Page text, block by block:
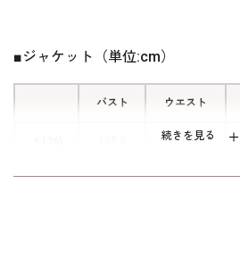
続きを見る
■ジャケット（単位:cm）
バスト ウエスト
100.0
Ｍ(38) 108.0 103.0